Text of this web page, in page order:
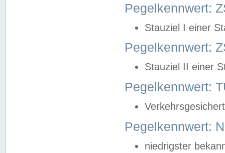
Pegelkennwert:
Stauziel I einer
Pegelkennwert:
Stauziel II einer
Pegelkennwert:
Pegelkennwert:
niedrigster